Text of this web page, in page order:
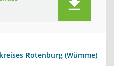
Rotenburg (Wümme)